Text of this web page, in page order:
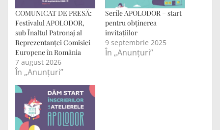
COMUNICAT DE PRESĂ:
Festivalul APOLODOR,
sub Înaltul Patronaj al
Reprezentanței Comisiei
Europene în România
7 august 2026
În „Anunțuri”
Serile APOLODOR – start
pentru obținerea
invitațiilor
9 septembrie 2025
În „Anunțuri”